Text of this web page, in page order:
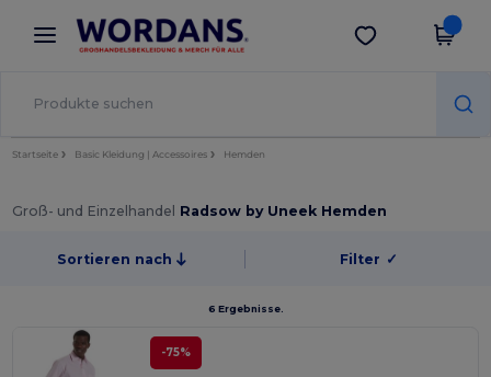
× Wordans App
Bessere Preise in der App!
App holen
Startseite Basic Kleidung | Accessoires Hemden
Groß- und Einzelhandel Radsow by Uneek Hemden
Sortieren nach Filter ✓
6 Ergebnisse.
-75%